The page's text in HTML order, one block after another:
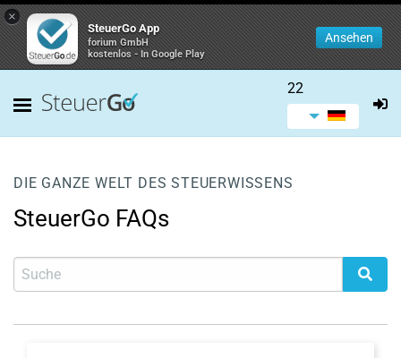
×
SteuerGo App
forium GmbH
kostenlos - In Google Play
Ansehen
22
DIE GANZE WELT DES STEUERWISSENS
SteuerGo FAQs